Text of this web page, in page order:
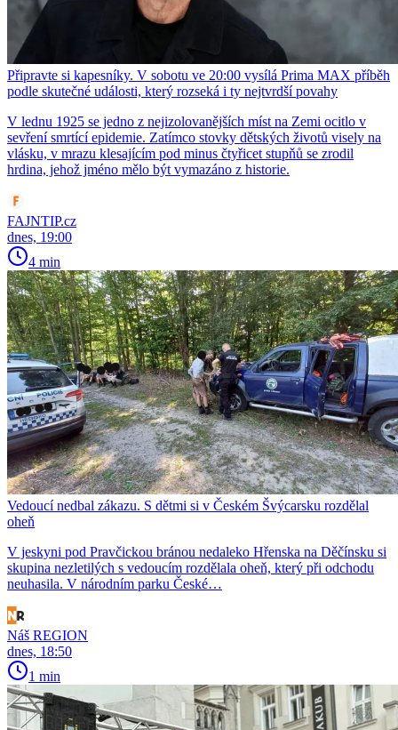
Připravte si kapesníky. V sobotu ve 20:00 vysílá Prima MAX příběh
podle skutečné události, který rozseká i ty nejtvrdší povahy
V lednu 1925 se jedno z nejizolovanějších míst na Zemi ocitlo v
sevření smrtící epidemie. Zatímco stovky dětských životů visely na
vlásku, v mrazu klesajícím pod minus čtyřicet stupňů se zrodil
hrdina, jehož jméno mělo být vymazáno z historie.
FAJNTIP.cz
dnes, 19:00
4 min
Vedoucí nedbal zákazu. S dětmi si v Českém Švýcarsku rozdělal
oheň
V jeskyni pod Pravčickou bránou nedaleko Hřenska na Děčínsku si
skupina nezletilých s vedoucím rozdělala oheň, který při odchodu
neuhasila. V národním parku České…
Náš REGION
dnes, 18:50
1 min